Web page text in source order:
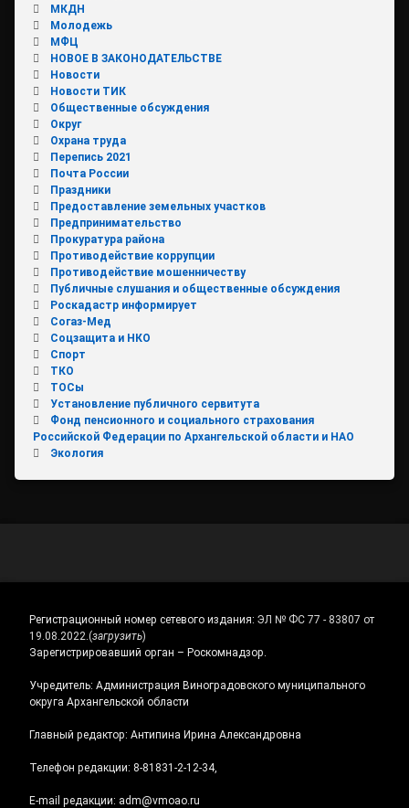
МКДН
Молодежь
МФЦ
НОВОЕ В ЗАКОНОДАТЕЛЬСТВЕ
Новости
Новости ТИК
Общественные обсуждения
Округ
Охрана труда
Перепись 2021
Почта России
Праздники
Предоставление земельных участков
Предпринимательство
Прокуратура района
Противодействие коррупции
Противодействие мошенничеству
Публичные слушания и общественные обсуждения
Роскадастр информирует
Согаз-Мед
Соцзащита и НКО
Спорт
ТКО
ТОСы
Установление публичного сервитута
Фонд пенсионного и социального страхования
Российской Федерации по Архангельской области и НАО
Экология
Регистрационный номер сетевого издания: ЭЛ № ФС 77 - 83807 от
19.08.2022.(загрузить)
Зарегистрировавший орган – Роскомнадзор.
Учредитель: Администрация Виноградовского муниципального
округа Архангельской области
Главный редактор: Антипина Ирина Александровна
Телефон редакции: 8-81831-2-12-34,
E-mail редакции: adm@vmoao.ru